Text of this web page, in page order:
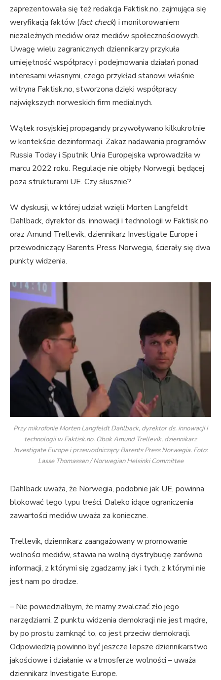
zaprezentowała się też redakcja Faktisk.no, zajmująca się
weryfikacją faktów (fact check) i monitorowaniem
niezależnych mediów oraz mediów społecznościowych.
Uwagę wielu zagranicznych dziennikarzy przykuła
umiejętność współpracy i podejmowania działań ponad
interesami własnymi, czego przykład stanowi właśnie
witryna Faktisk.no, stworzona dzięki współpracy
największych norweskich firm medialnych.
Wątek rosyjskiej propagandy przywoływano kilkukrotnie
w kontekście dezinformacji. Zakaz nadawania programów
Russia Today i Sputnik Unia Europejska wprowadziła w
marcu 2022 roku. Regulacje nie objęły Norwegii, będącej
poza strukturami UE. Czy słusznie?
W dyskusji, w której udział wzięli Morten Langfeldt
Dahlback, dyrektor ds. innowacji i technologii w Faktisk.no
oraz Amund Trellevik, dziennikarz Investigate Europe i
przewodniczący Barents Press Norwegia, ścierały się dwa
punkty widzenia.
Przy mikrofonie Morten Langfeldt Dahlback, dyrektor ds. innowacji i
technologii w Faktisk.no. Obok Amund Trellevik, dziennikarz
Investigate Europe i przewodniczący Barents Press Norwegia. Foto:
Lasse Thomassen / Norwegian Helsinki Committee
Dahlback uważa, że Norwegia, podobnie jak UE, powinna
blokować tego typu treści. Daleko idące ograniczenia
zawartości mediów uważa za konieczne.
Trellevik, dziennikarz zaangażowany w promowanie
wolności mediów, stawia na wolną dystrybucję zarówno
informacji, z którymi się zgadzamy, jak i tych, z którymi nie
jest nam po drodze.
– Nie powiedziałbym, że mamy zwalczać zło jego
narzędziami. Z punktu widzenia demokracji nie jest mądre,
by po prostu zamknąć to, co jest przeciw demokracji.
Odpowiedzią powinno być jeszcze lepsze dziennikarstwo
jakościowe i działanie w atmosferze wolności – uważa
dziennikarz Investigate Europe.